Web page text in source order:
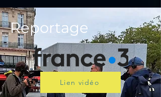
Reportage
Lien vidéo